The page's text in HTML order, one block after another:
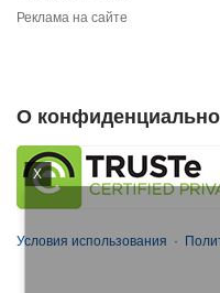
X
Реклама на сайте
О
Условия использования ·